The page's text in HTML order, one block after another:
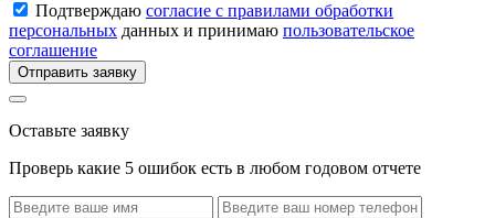
Подтверждаю согласие с правилами обработки
персональных данных и принимаю пользовательское
соглашение
Отправить заявку
Оставьте заявку
Проверь какие 5 ошибок есть в любом годовом отчете